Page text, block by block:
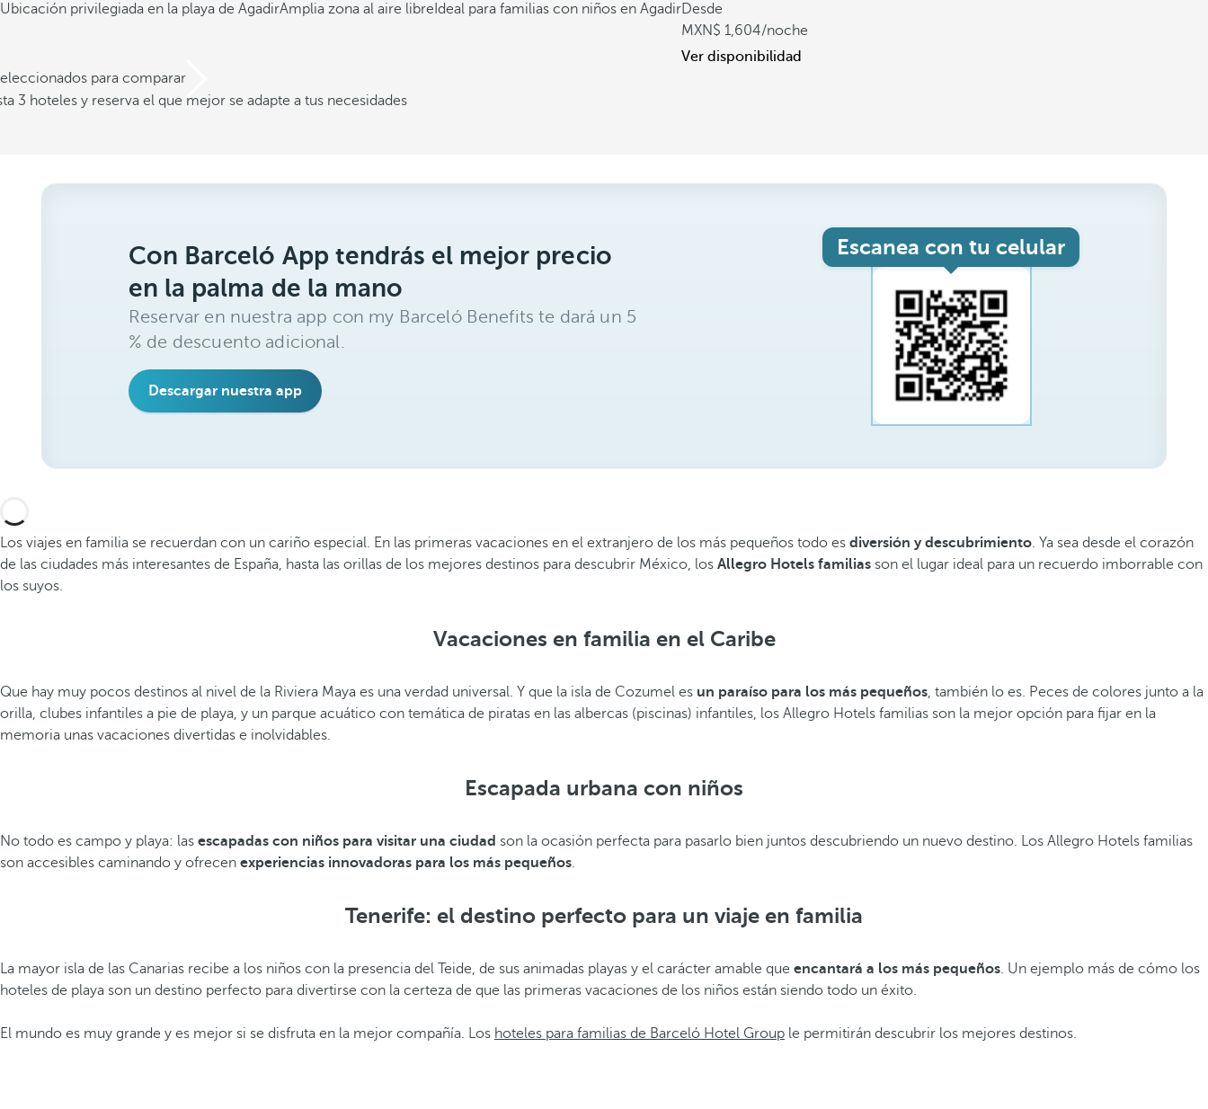
Ubicación privilegiada en la playa de AgadirAmplia zona al aire libre Ideal para familias con niños en AgadirDesde
1,604/noche
Ver disponibilidad
para comparar
3 hoteles y reserva el que mejor se adapte a tus necesidades
Con Barceló App tendrás el mejor precio
en la palma de la mano
Reservar en nuestra app con my Barceló Benefits te dará un 5
% de descuento adicional.
Descargar nuestra app
Escanea con tu celular
Los viajes en familia se recuerdan con un cariño especial. En las primeras vacaciones en el extranjero de los más pequeños todo es diversión y descubrimiento. Ya sea desde el corazón
de las ciudades más interesantes de España, hasta las orillas de los mejores destinos para descubrir México, los Allegro Hotels familias son el lugar ideal para un recuerdo imborrable con
los suyos.
Vacaciones en familia en el Caribe
Que hay muy pocos destinos al nivel de la Riviera Maya es una verdad universal. Y que la isla de Cozumel es un paraíso para los más pequeños, también lo es. Peces de colores junto a la
orilla, clubes infantiles a pie de playa, y un parque acuático con temática de piratas en las albercas (piscinas) infantiles, los Allegro Hotels familias son la mejor opción para fijar en la
memoria unas vacaciones divertidas e inolvidables.
Escapada urbana con niños
No todo es campo y playa: las escapadas con niños para visitar una ciudad son la ocasión perfecta para pasarlo bien juntos descubriendo un nuevo destino. Los Allegro Hotels familias
son accesibles caminando y ofrecen experiencias innovadoras para los más pequeños.
Tenerife: el destino perfecto para un viaje en familia
La mayor isla de las Canarias recibe a los niños con la presencia del Teide, de sus animadas playas y el carácter amable que encantará a los más pequeños. Un ejemplo más de cómo los
hoteles de playa son un destino perfecto para divertirse con la certeza de que las primeras vacaciones de los niños están siendo todo un éxito.
El mundo es muy grande y es mejor si se disfruta en la mejor compañía. Los hoteles para familias de Barceló Hotel Group le permitirán descubrir los mejores destinos.